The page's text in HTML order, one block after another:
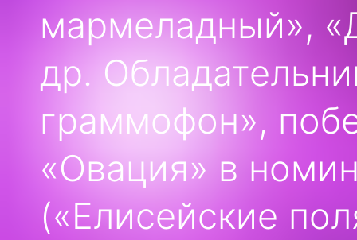
мармеладный»,
др.
граммофон»,
«Овация» в
(«Елисейские